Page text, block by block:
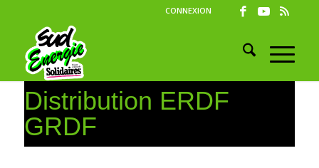
CONNEXION
Distribution ERDF
GRDF